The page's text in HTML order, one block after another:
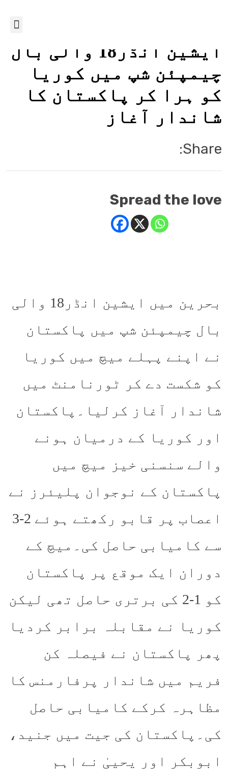
ایشین انڈر18 والی بال
چیمپئن شپ میں کوریا
کو ہرا کر پاکستان کا
شاندار آغاز
Share:
Spread the love
بحرین میں ایشین انڈر18 والی
بال چیمپئن شپ میں پاکستان
نے اپنے پہلے میچ میں کوریا
کو شکست دے کر ٹورنامنٹ میں
شاندار آغاز کرلیا۔پاکستان
اور کوریا کے درمیان ہونے
والے سنسنی خیز میچ میں
پاکستان کے نوجوان پلیئرز نے
اعصاب پر قابو رکھتے ہوئے 2-3
سے کامیابی حاصل کی۔میچ کے
دوران ایک موقع پر پاکستان
کو 1-2 کی برتری حاصل تھی لیکن
کوریا نے مقابلہ برابر کردیا
پھر پاکستان نے فیصلہ کن
فریم میں شاندار پرفارمنس کا
مظاہرہ کرکے کامیابی حاصل
کی۔پاکستان کی جیت میں جنید،
ابوبکر اور یحییٰ نے اہم